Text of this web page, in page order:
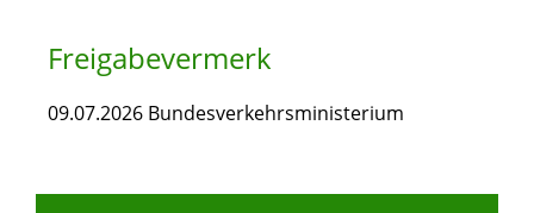
Freigabevermerk
09.07.2026 Bundesverkehrsministerium